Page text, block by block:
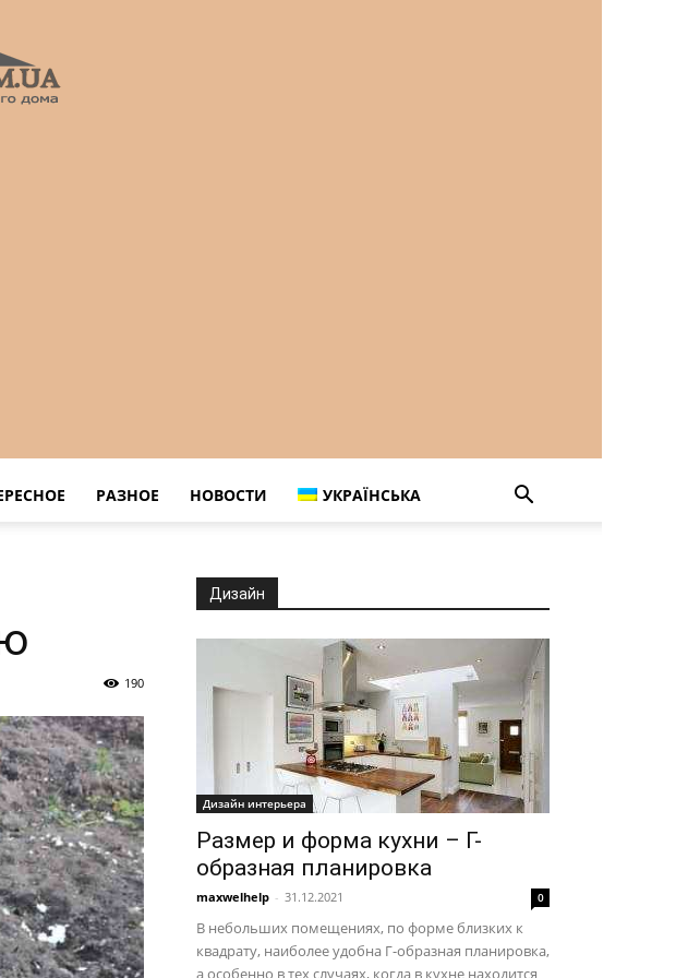
РАЗНОЕ НОВОСТИ УКРАЇНСЬКА
190
Дизайн
Дизайн интерьера
Размер и форма кухни – Г-
образная планировка
maxwelhelp - 31.12.2021 0
В небольших помещениях, по форме близких к
квадрату, наиболее удобна Г-образная планировка,
а особенно в тех случаях, когда в кухне находится